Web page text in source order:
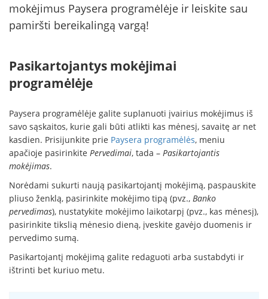
mokėjimus Paysera programėlėje ir leiskite sau
pamiršti bereikalingą vargą!
Pasikartojantys mokėjimai
programėlėje
Paysera programėlėje galite suplanuoti įvairius mokėjimus iš
savo sąskaitos, kurie gali būti atlikti kas mėnesį, savaitę ar net
kasdien. Prisijunkite prie Paysera programėlės, meniu
apačioje pasirinkite Pervedimai, tada – Pasikartojantis
mokėjimas.
Norėdami sukurti naują pasikartojantį mokėjimą, paspauskite
pliuso ženklą, pasirinkite mokėjimo tipą (pvz., Banko
pervedimas), nustatykite mokėjimo laikotarpį (pvz., kas mėnesį),
pasirinkite tikslią mėnesio dieną, įveskite gavėjo duomenis ir
pervedimo sumą.
Pasikartojantį mokėjimą galite redaguoti arba sustabdyti ir
ištrinti bet kuriuo metu.